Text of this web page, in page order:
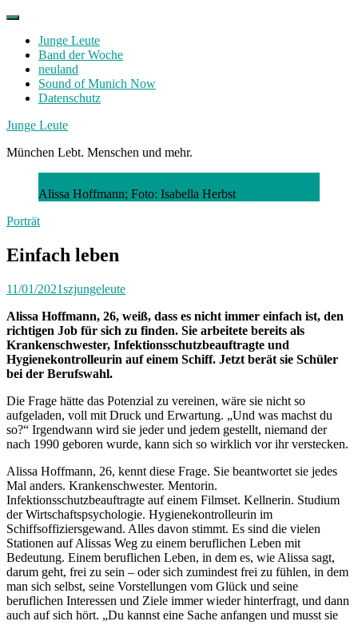
Skip
contentJunge Leute
Band der Woche
neuland
Sound of Munich Now
Datenschutz
Facebook
Twitter
Instagram
Junge Leute
München Lebt. Menschen und mehr.
Alissa Hoffmann; Foto: Isabella Herbst
Porträt
Einfach leben
11/01/2021szjungeleute
Alissa Hoffmann, 26, weiß, dass es nicht immer einfach ist, den
richtigen Job für sich zu finden. Sie arbeitete bereits als
Krankenschwester, Infektionsschutzbeauftragte und
Hygienekontrolleurin auf einem Schiff. Jetzt berät sie Schüler
bei der Berufswahl.
Die Frage hätte das Potenzial zu vereinen, wäre sie nicht so
aufgeladen, voll mit Druck und Erwartung. „Und was machst du
so?“ Irgendwann wird sie jeder und jedem gestellt, niemand der
nach 1990 geboren wurde, kann sich so wirklich vor ihr verstecken.
Alissa Hoffmann, 26, kennt diese Frage. Sie beantwortet sie jedes
Mal anders. Krankenschwester. Mentorin.
Infektionsschutzbeauftragte auf einem Filmset. Kellnerin. Studium
der Wirtschaftspsychologie. Hygienekontrolleurin im
Schiffsoffiziersgewand. Alles davon stimmt. Es sind die vielen
Stationen auf Alissas Weg zu einem beruflichen Leben mit
Bedeutung. Einem beruflichen Leben, in dem es, wie Alissa sagt,
darum geht, frei zu sein – oder sich zumindest frei zu fühlen, in dem
man sich selbst, seine Vorstellungen vom Glück und seine
beruflichen Interessen und Ziele immer wieder hinterfragt, und dann
auch auf sich hört. „Du kannst eine Sache anfangen und musst sie